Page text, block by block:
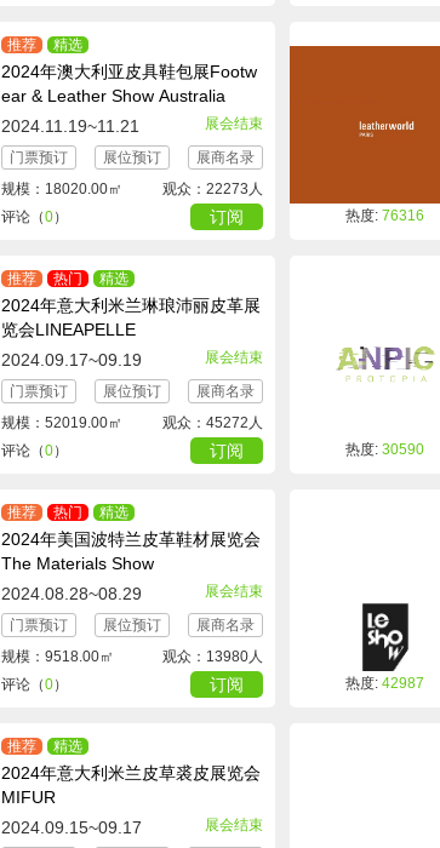
推荐 精选
2024年澳大利亚皮具鞋包展Footw
ear & Leather Show Australia
2024.11.19~11.21
展会结束
门票预订
展位预订
展商名录
规模：18020.00㎡
观众：22273人
评论（0） 订阅 热度:76316
推荐 热门 精选
2024年意大利米兰琳琅沛丽皮革展
览会LINEAPELLE
2024.09.17~09.19
展会结束
门票预订
展位预订
展商名录
规模：52019.00㎡
观众：45272人
评论（0） 订阅 热度:30590
推荐 热门 精选
2024年美国波特兰皮革鞋材展览会
The Materials Show
2024.08.28~08.29
展会结束
门票预订
展位预订
展商名录
规模：9518.00㎡
观众：13980人
评论（0） 订阅 热度:42987
推荐 精选
2024年意大利米兰皮草裘皮展览会
MIFUR
2024.09.15~09.17
展会结束